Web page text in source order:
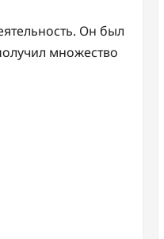
Он был
множество